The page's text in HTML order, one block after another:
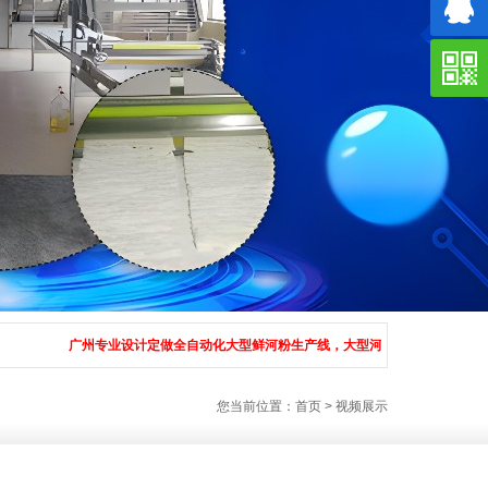
广州专业设计定做全自动化大型鲜河粉生产线，大型河粉机，广西河粉机，
您当前位置： 首页 > 视频展示